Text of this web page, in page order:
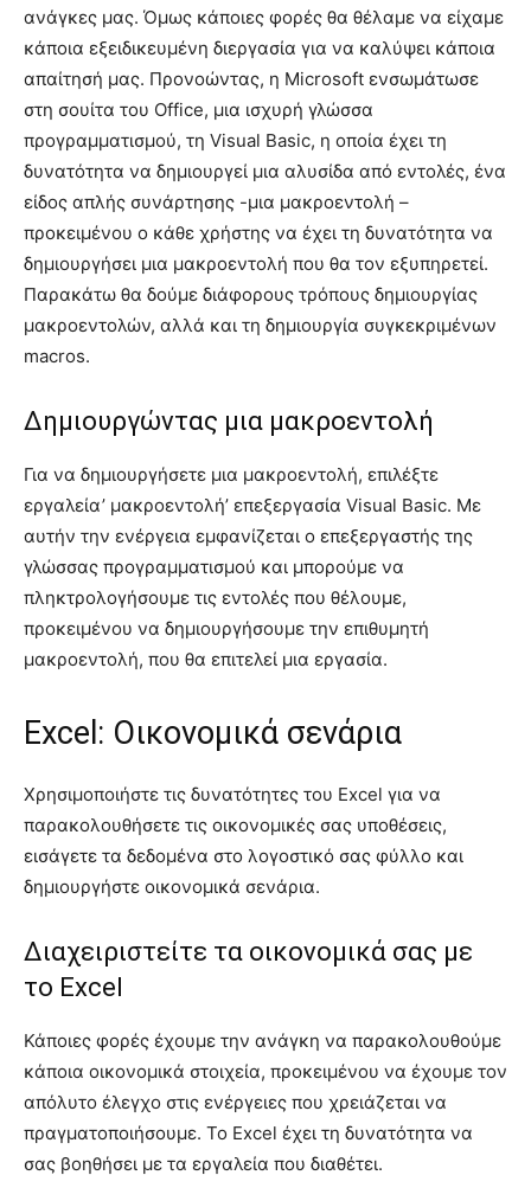
ανάγκες μας. Όμως κάποιες φορές θα θέλαμε να είχαμε
κάποια εξειδικευμένη διεργασία για να καλύψει κάποια
απαίτησή μας. Προνοώντας, η Microsoft ενσωμάτωσε
στη σουίτα του Office, μια ισχυρή γλώσσα
προγραμματισμού, τη Visual Basic, η οποία έχει τη
δυνατότητα να δημιουργεί μια αλυσίδα από εντολές, ένα
είδος απλής συνάρτησης -μια μακροεντολή –
προκειμένου ο κάθε χρήστης να έχει τη δυνατότητα να
δημιουργήσει μια μακροεντολή που θα τον εξυπηρετεί.
Παρακάτω θα δούμε διάφορους τρόπους δημιουργίας
μακροεντολών, αλλά και τη δημιουργία συγκεκριμένων
macros.
Δημιουργώντας μια μακροεντολή
Για να δημιουργήσετε μια μακροεντολή, επιλέξτε
εργαλεία’ μακροεντολή’ επεξεργασία Visual Basic. Με
αυτήν την ενέργεια εμφανίζεται ο επεξεργαστής της
γλώσσας προγραμματισμού και μπορούμε να
πληκτρολογήσουμε τις εντολές που θέλουμε,
προκειμένου να δημιουργήσουμε την επιθυμητή
μακροεντολή, που θα επιτελεί μια εργασία.
Excel: Οικονομικά σενάρια
Χρησιμοποιήστε τις δυνατότητες του Excel για να
παρακολουθήσετε τις οικονομικές σας υποθέσεις,
εισάγετε τα δεδομένα στο λογοστικό σας φύλλο και
δημιουργήστε οικονομικά σενάρια.
Διαχειριστείτε τα οικονομικά σας με
το Excel
Κάποιες φορές έχουμε την ανάγκη να παρακολουθούμε
κάποια οικονομικά στοιχεία, προκειμένου να έχουμε τον
απόλυτο έλεγχο στις ενέργειες που χρειάζεται να
πραγματοποιήσουμε. Το Excel έχει τη δυνατότητα να
σας βοηθήσει με τα εργαλεία που διαθέτει.